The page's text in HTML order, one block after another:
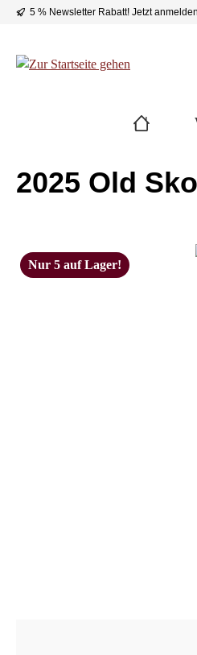
Hauptinhalt springen
Zur Suche springen
Zur Hauptnavigation springen
5 % Newsletter Rabatt! Jetzt anmelden
2025 Old
Bildergalerie überspringen
Nur 5 auf Lager!